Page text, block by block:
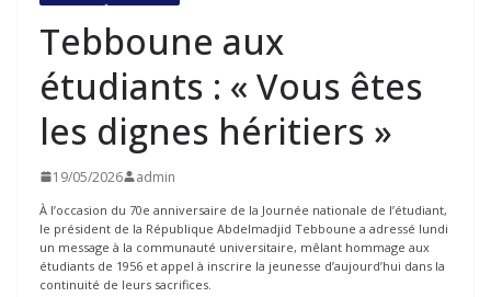
Tebboune aux
étudiants : « Vous êtes
les dignes héritiers »
19/05/2026 admin
À l’occasion du 70e anniversaire de la Journée nationale de l’étudiant,
le président de la République Abdelmadjid Tebboune a adressé lundi
un message à la communauté universitaire, mêlant hommage aux
étudiants de 1956 et appel à inscrire la jeunesse d’aujourd’hui dans la
continuité de leurs sacrifices.